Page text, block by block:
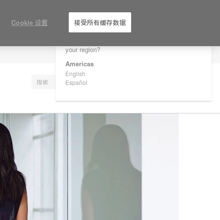
Are you in United States?
your region?
Americas
English
Español
Cookie 设置 接受所有缓存数据